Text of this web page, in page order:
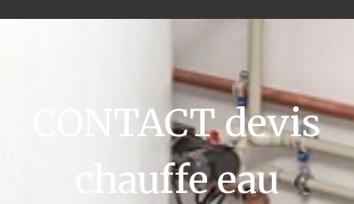
CONTACT devis
chauffe eau